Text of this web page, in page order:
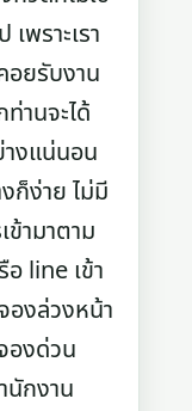
พราะเรา
อยรับงาน
านจะได้
งแน่นอน
ก็ง่าย ไม่มี
ข้ามาตาม
อ line เข้า
องล่วงหน้า
องด่วน
นักงาน